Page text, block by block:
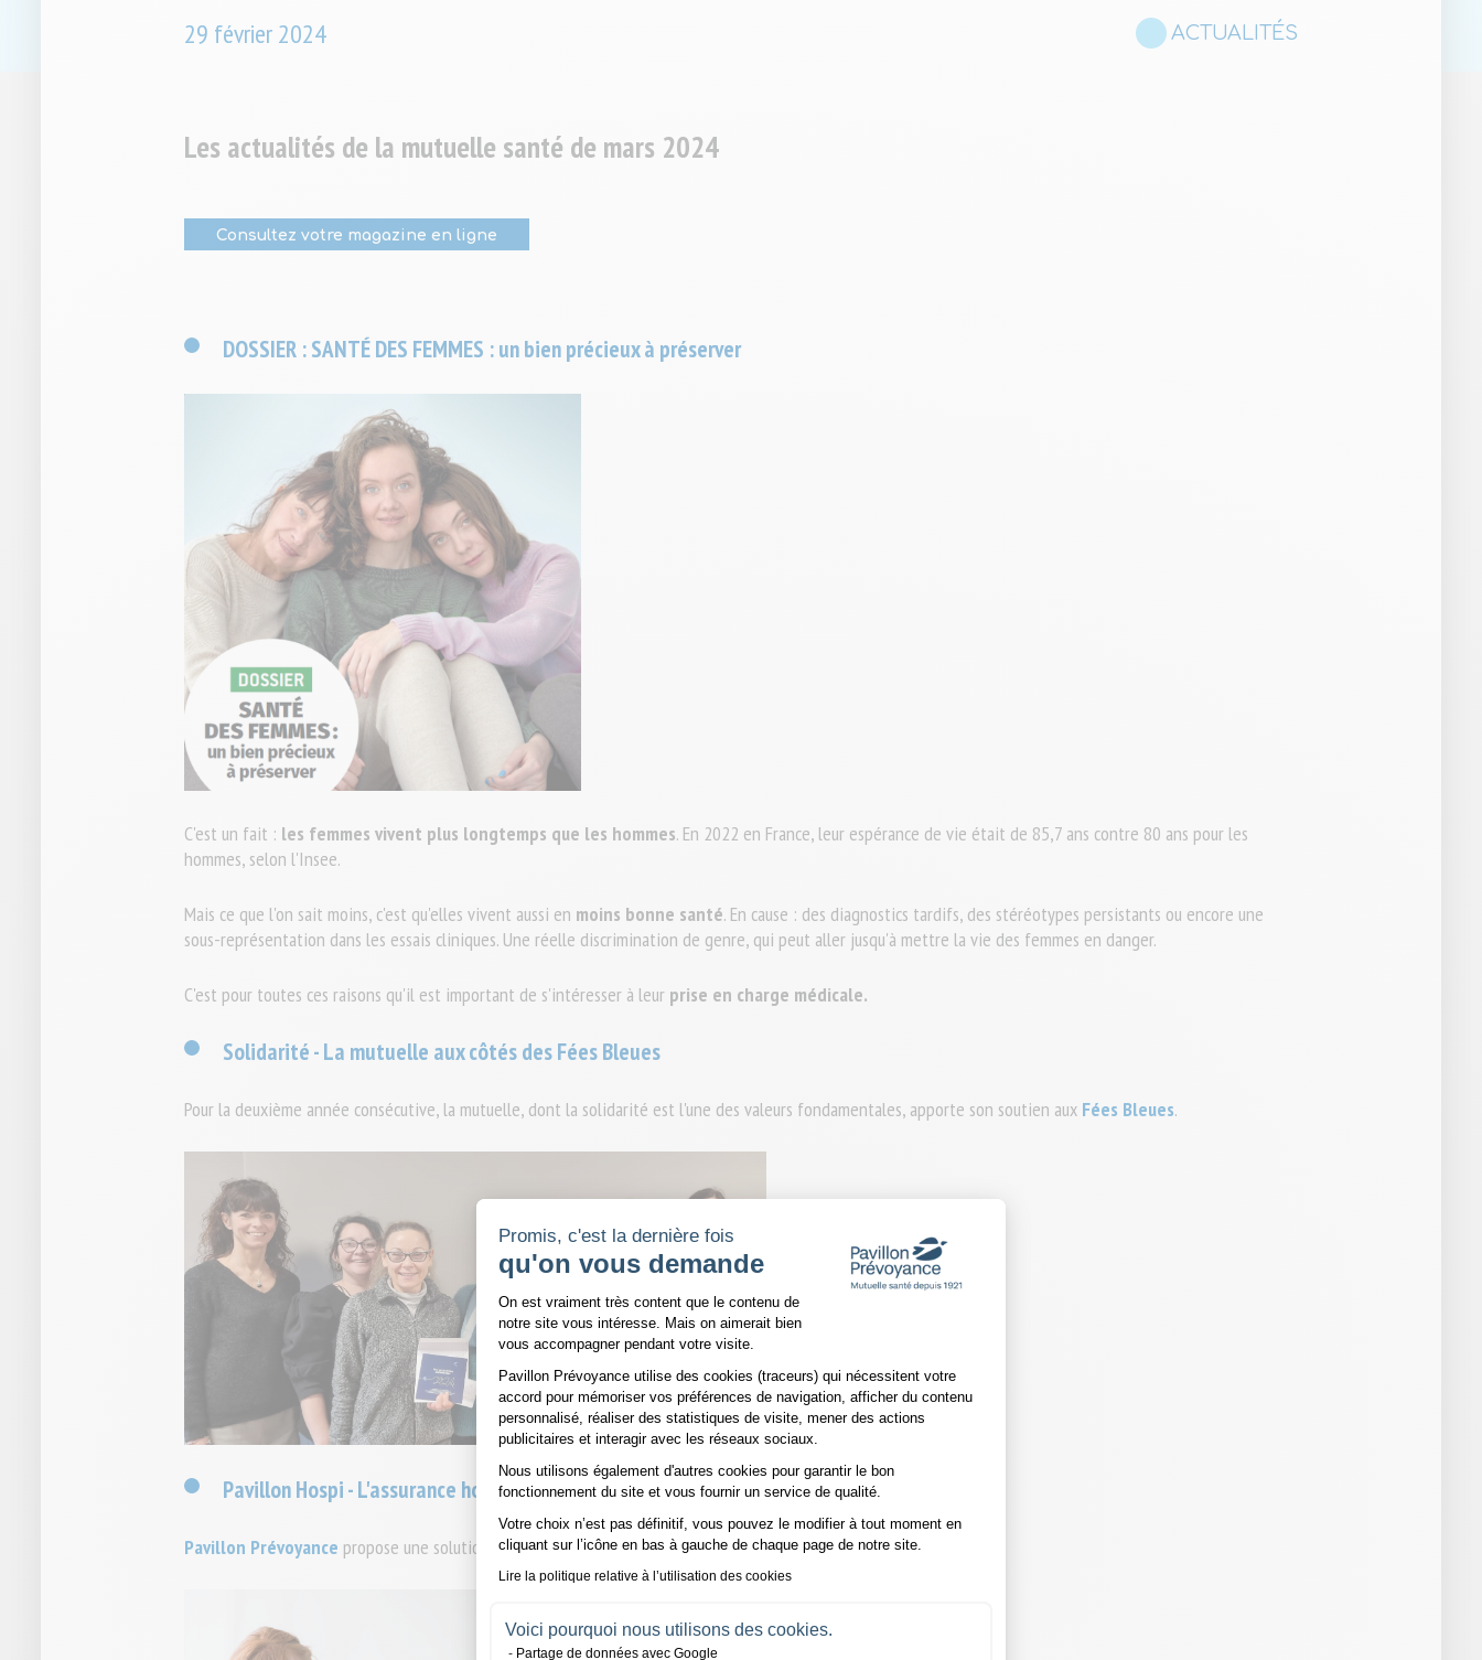
Promis, c'est la dernière fois
qu'on vous demande
Plateforme de Gestion du Consentement : Personnalisez vos Options
On est vraiment très content que le contenu de
notre site vous intéresse. Mais on aimerait bien
vous accompagner pendant votre visite.
Pavillon Prévoyance utilise des cookies (traceurs) qui nécessitent votre
accord pour mémoriser vos préférences de navigation, afficher du contenu
personnalisé, réaliser des statistiques de visite, mener des actions
publicitaires et interagir avec les réseaux sociaux.
Nous utilisons également d'autres cookies pour garantir le bon
fonctionnement du site et vous fournir un service de qualité.
Votre choix n’est pas définitif, vous pouvez le modifier à tout moment en
cliquant sur l’icône en bas à gauche de chaque page de notre site.
Lire la politique relative à l’utilisation des cookies
Voici pourquoi nous utilisons des cookies.
Partage de données avec Google
Axeptio consent
29 février2024 ACTUALITÉS
Les actualités de la mutuelle santé de mars 2024
Consultez votre magazine en ligne
DOSSIER : SANTÉ DES FEMMES : un bien précieux à préserver
C'est un fait : les femmes vivent plus longtemps que les hommes. En 2022 en France, leur espérance de vie était de 85,7 ans contre 80 ans pour les
hommes, selon l'Insee.
Mais ce que l'on sait moins, c'est qu'elles vivent aussi en moins bonne santé. En cause : des diagnostics tardifs, des stéréotypes persistants ou encore une
sous-représentation dans les essais cliniques. Une réelle discrimination de genre, qui peut aller jusqu'à mettre la vie des femmes en danger.
C'est pour toutes ces raisons qu'il est important de s'intéresser à leur prise en charge médicale.
Solidarité - La mutuelle aux côtés des Fées Bleues
Pour la deuxième année consécutive, la mutuelle, dont la solidarité est l'une des valeurs fondamentales, apporte son soutien aux Fées Bleues.
Pavillon Hospi - L'assurance hospitalisation
Pavillon Prévoyance propose une solution pour faire face aux dépenses imprévues lors d'une hospitalisation.